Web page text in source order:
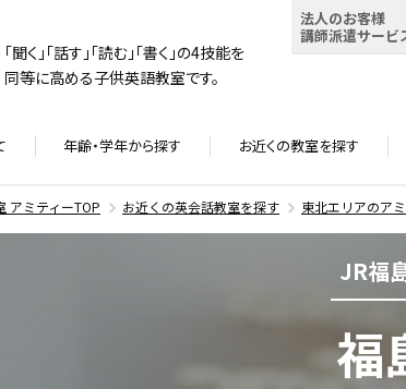
「聞く」「話す」「読む」「書く」の4技能を
同等に高める子供英語教室です。
法人のお客様
講師派遣サービ
年齢・学年から探す お近くの教室を探す
アミティーTOP お近くの英会話教室を探す 東北エリアのア
JR福
福